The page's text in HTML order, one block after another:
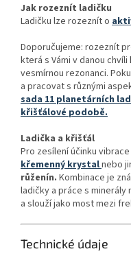
Jak rozeznít ladičku
Ladičku lze rozeznít o
Doporučujeme: rozeznít
která s Vámi v danou
vesmírnou rezonanci.
a pracovat s různými
sada 11 planetárních
křišťálové podobě.
Ladička a křišťál
Pro zesílení účinku
křemenný krystalnebo
růženín. Kombinace je
ladičky a práce s
a slouží jako most mezi
Technické údaje